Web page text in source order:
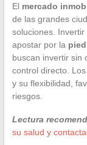
El mercado
de las grandes
soluciones.
apostar por la
buscan invertir sin
control directo.
y su flexibilidad,
riesgos.
Lectura
su salud y